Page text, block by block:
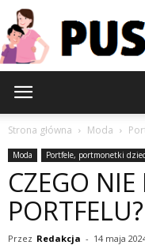
Strona główna Moda
Moda Portfele, portmonetki
CZEGO
PORTFELU?
Przez Redakcja - 14 maja